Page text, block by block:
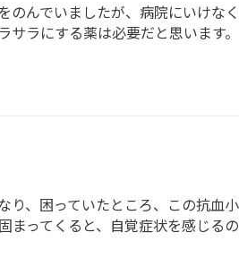
んでいましたが、病院にいけな
ラにする薬は必要だと思います
、困っていたところ、この抗血
ってくると、自覚症状を感じる